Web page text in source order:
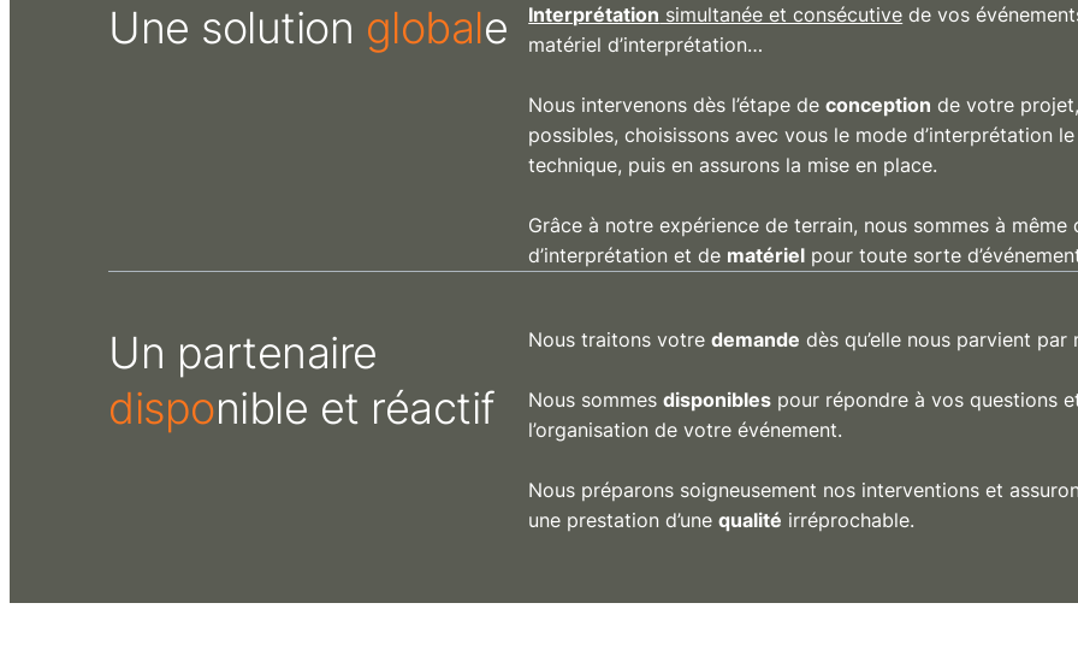
Une solution globale Interprétation simultanée et consécutive de vos
matériel d’interprétation…
Nous intervenons dès l’étape deconception de votre
possibles, choisissons avec vous le mode d’interprétation
technique, puis en assurons la mise en place.
Grâce à notre expérience de terrain, nous sommes à
d’interprétation et de matériel pour toute sorte
Un partenaire
disponible et réactif
Nous traitons votredemande dès qu’elle nous parvient
Nous sommesdisponibles pour répondre à vos questions
l’organisation de votre événement.
Nous préparons soigneusement nos interventions et
une prestation d’unequalité irréprochable.